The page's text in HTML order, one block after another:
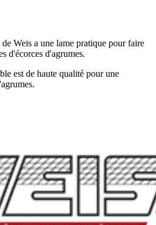
Weis a une lame pratique pour faire
d'écorces d'agrumes.
est de haute qualité pour une